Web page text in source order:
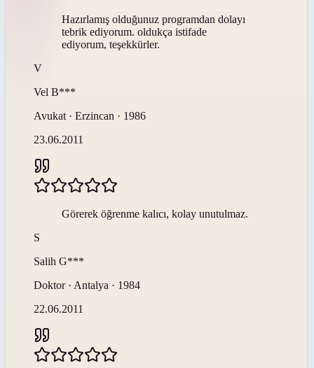
Hazırlamış olduğunuz programdan dolayı
tebrik ediyorum. oldukça istifade
ediyorum, teşekkürler.
V
Vel B***
Avukat · Erzincan · 1986
23.06.2011
Görerek öğrenme kalıcı, kolay unutulmaz.
S
Salih G***
Doktor · Antalya · 1984
22.06.2011